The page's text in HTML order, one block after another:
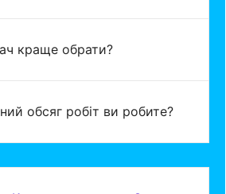
краще обрати?
обсяг робіт ви робите?